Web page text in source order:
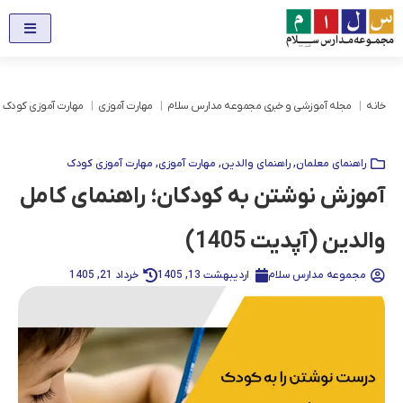
خانه مجله آموزشی و خبری مجموعه مدارس سلام مهارت آموزی مهارت آموزی کودک
راهنمای معلمان,راهنمای والدین, مهارت آموزی, مهارت آموزی کودک
آموزش نوشتن به کودکان؛ راهنمای کامل
والدین (آپدیت 1405)
مجموعه مدارس سلام اردیبهشت 13, 1405 خرداد 21, 1405